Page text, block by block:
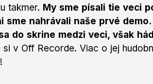
takmer. My sme písali tie veci
sme nahrávali naše prvé
do skrine medzi veci, však
si v Off Recorde. Viac o jej